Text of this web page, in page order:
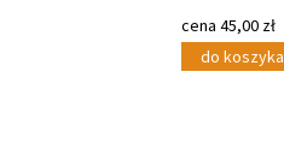
cena 45,00 zł
do koszyka